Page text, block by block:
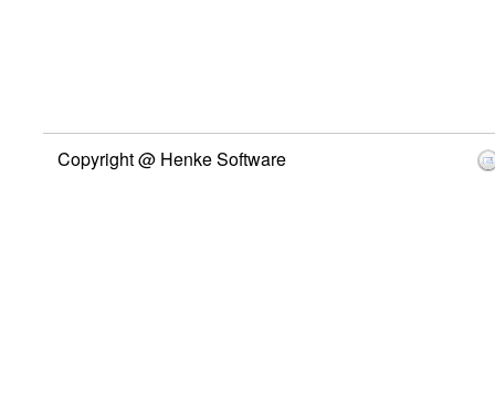
Copyright @ Henke Software